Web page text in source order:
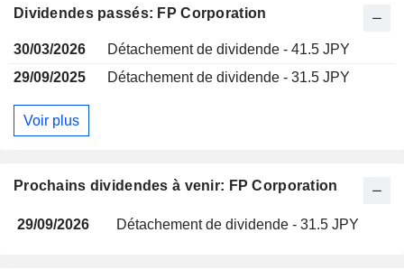
Prochains dividendes à venir: FP Corporation
29/09/2026 Détachement de dividende - 31.5 JPY
Dividendes passés: FP Corporation
30/03/2026
Détachement de dividende - 41.5 JPY
29/09/2025
Détachement de dividende - 31.5 JPY
Voir plus